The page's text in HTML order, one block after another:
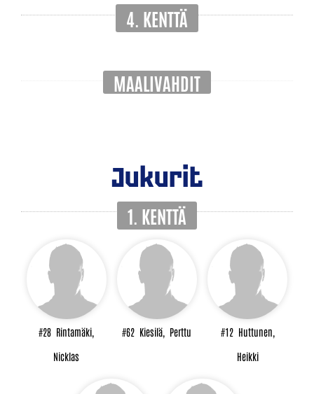
4. KENTTÄ
MAALIVAHDIT
Jukurit
1. KENTTÄ
#28 Rintamäki,
Nicklas
#62 Kiesilä, Perttu #12 Huttunen,
Heikki